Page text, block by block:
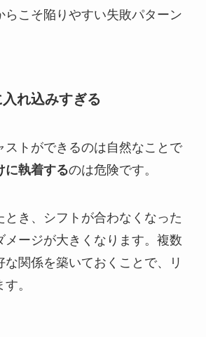
らこそ陥りやすい失敗パターン
れ込みすぎる
ストができるのは自然なことで
に執着するのは危険です。
とき、シフトが合わなくなった
メージが大きくなります。複数
関係を築いておくことで、リ
。